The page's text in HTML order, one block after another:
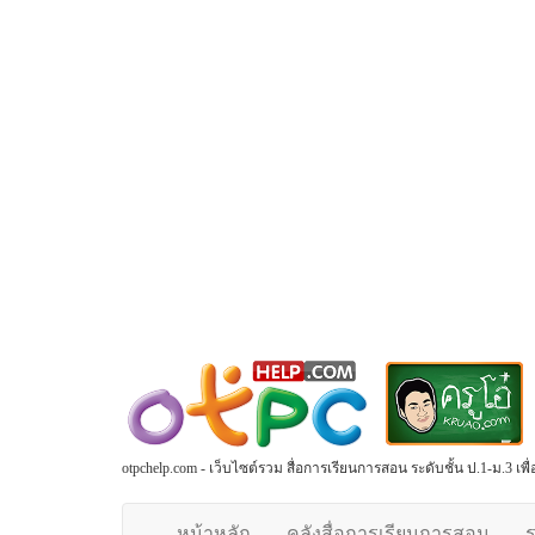
otpchelp.com - เว็บไซต์รวม สื่อการเรียนการสอน ระดับชั้น ป.1-ม.3 เ